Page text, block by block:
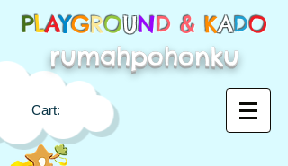
PLAYGROUND & KADO
rumahpohonku
Cart: